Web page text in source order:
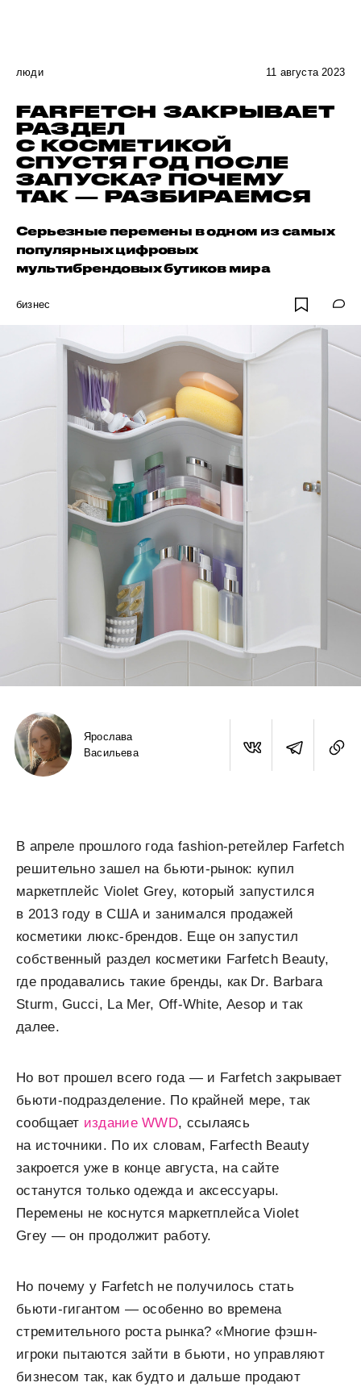
люди 11 августа 2023
FARFETCH ЗАКРЫВАЕТ
РАЗДЕЛ
С КОСМЕТИКОЙ
СПУСТЯ ГОД ПОСЛЕ
ЗАПУСКА? ПОЧЕМУ
ТАК — РАЗБИРАЕМСЯ
Серьезные перемены в одном из самых
популярных цифровых
мультибрендовых бутиков мира
бизнес
Ярослава
Васильева
В апреле прошлого года fashion-ретейлер Farfetch
решительно зашел на бьюти-рынок: купил
маркетплейс Violet Grey, который запустился
в 2013 году в США и занимался продажей
косметики люкс-брендов. Еще он запустил
собственный раздел косметики Farfetch Beauty,
где продавались такие бренды, как Dr. Barbara
Sturm, Gucci, La Mer, Off-White, Aesop и так
далее.
Но вот прошел всего года — и Farfetch закрывает
бьюти-подразделение. По крайней мере, так
сообщает издание WWD, ссылаясь
на источники. По их словам, Farfecth Beauty
закроется уже в конце августа, на сайте
останутся только одежда и аксессуары.
Перемены не коснутся маркетплейса Violet
Grey — он продолжит работу.
Но почему у Farfetch не получилось стать
бьюти-гигантом — особенно во времена
стремительного роста рынка? «Многие фэшн-
игроки пытаются зайти в бьюти, но управляют
бизнесом так, как будто и дальше продают